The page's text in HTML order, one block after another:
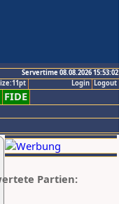
Servertime 08.08.2026 15:53:02
Logout
Login
FIDE
Partien: